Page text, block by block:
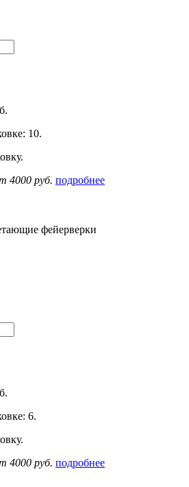
10.
4000 руб. подробнее
фейерверки
6.
4000 руб. подробнее